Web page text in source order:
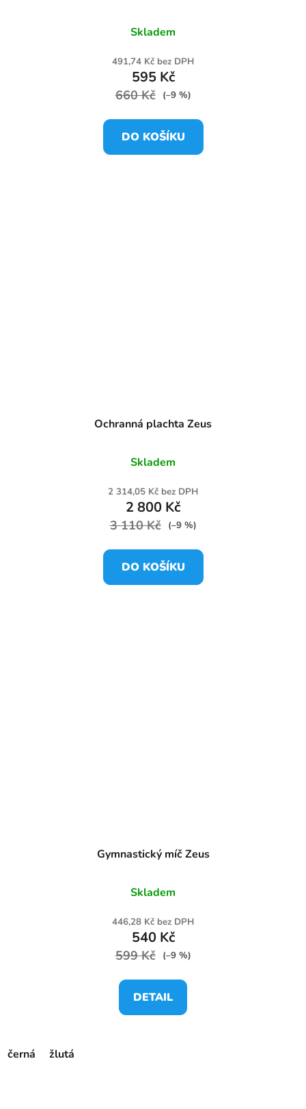
Skladem
491,74 Kč bez DPH
595 Kč
660 Kč (–9 %)
DO KOŠÍKU
Ochranná plachta Zeus
Skladem
2 314,05 Kč bez DPH
2 800 Kč
3 110 Kč (–9 %)
DO KOŠÍKU
Gymnastický míč Zeus
Skladem
446,28 Kč bez DPH
540 Kč
599 Kč (–9 %)
DETAIL
černá žlutá